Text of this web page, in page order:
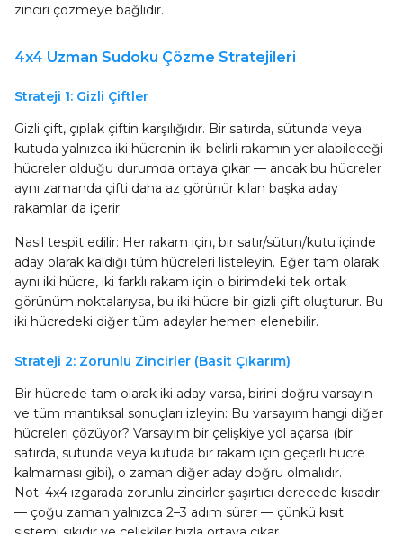
zinciri çözmeye bağlıdır.
4x4 Uzman Sudoku Çözme Stratejileri
Strateji 1: Gizli Çiftler
Gizli çift, çıplak çiftin karşılığıdır. Bir satırda, sütunda veya
kutuda yalnızca iki hücrenin iki belirli rakamın yer alabileceği
hücreler olduğu durumda ortaya çıkar — ancak bu hücreler
aynı zamanda çifti daha az görünür kılan başka aday
rakamlar da içerir.
Nasıl tespit edilir: Her rakam için, bir satır/sütun/kutu içinde
aday olarak kaldığı tüm hücreleri listeleyin. Eğer tam olarak
aynı iki hücre, iki farklı rakam için o birimdeki tek ortak
görünüm noktalarıysa, bu iki hücre bir gizli çift oluşturur. Bu
iki hücredeki diğer tüm adaylar hemen elenebilir.
Strateji 2: Zorunlu Zincirler (Basit Çıkarım)
Bir hücrede tam olarak iki aday varsa, birini doğru varsayın
ve tüm mantıksal sonuçları izleyin: Bu varsayım hangi diğer
hücreleri çözüyor? Varsayım bir çelişkiye yol açarsa (bir
satırda, sütunda veya kutuda bir rakam için geçerli hücre
kalmaması gibi), o zaman diğer aday doğru olmalıdır.
Not: 4x4 ızgarada zorunlu zincirler şaşırtıcı derecede kısadır
— çoğu zaman yalnızca 2–3 adım sürer — çünkü kısıt